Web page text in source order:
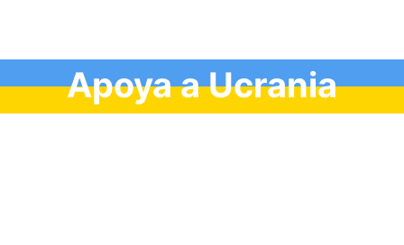
Apoya a Ucrania